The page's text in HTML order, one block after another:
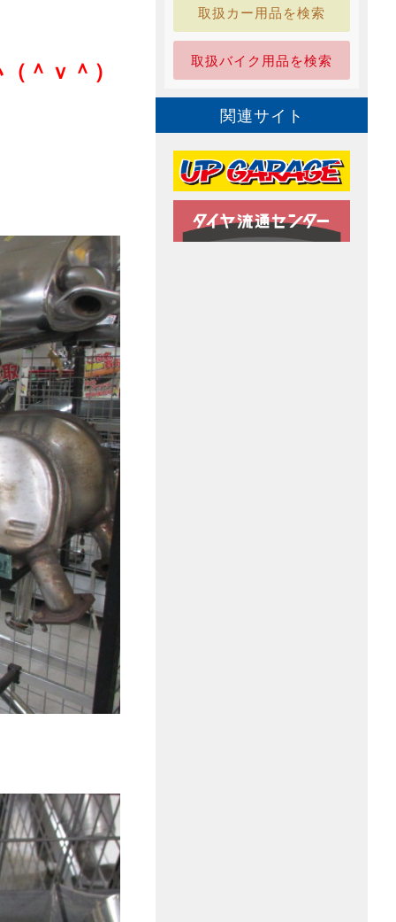
＾ｖ＾）
取扱カー用品を検索
取扱バイク用品を検索
関連サイト